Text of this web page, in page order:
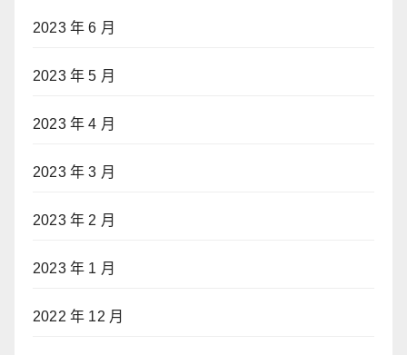
2023 年 6 月
2023 年 5 月
2023 年 4 月
2023 年 3 月
2023 年 2 月
2023 年 1 月
2022 年 12 月